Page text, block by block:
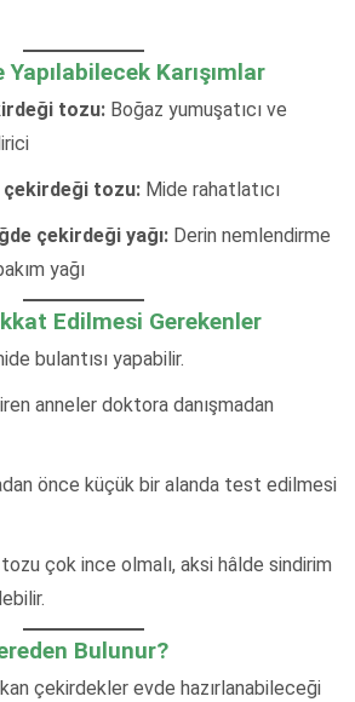
Karışımlar
tozu: Boğaz yumuşatıcı ve
tozu: Mide rahatlatıcı
çekirdeği yağı: Derin nemlendirme
yağı
Edilmesi Gerekenler
bulantısı yapabilir.
anneler doktora danışmadan
önce küçük bir alanda test edilmesi
çok ince olmalı, aksi hâlde sindirim
Bulunur?
çekirdekler evde hazırlanabileceği